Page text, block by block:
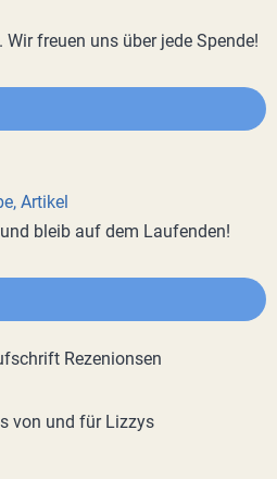
freuen uns über jede Spende!
Artikel
bleib auf dem Laufenden!
von und für Lizzys